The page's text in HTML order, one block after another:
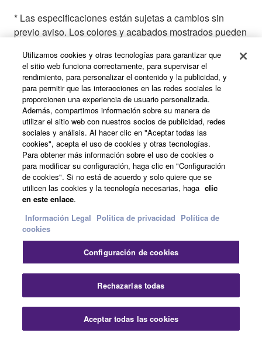
* Las especificaciones están sujetas a cambios sin
previo aviso. Los colores y acabados mostrados pueden
FLOWKEY
The popular flowkey app is an exciting and
Utilizamos cookies y otras tecnologías para garantizar que
el sitio web funciona correctamente, para supervisar el
rendimiento, para personalizar el contenido y la publicidad, y
para permitir que las interacciones en las redes sociales le
proporcionen una experiencia de usuario personalizada.
Además, compartimos información sobre su manera de
utilizar el sitio web con nuestros socios de publicidad, redes
sociales y análisis. Al hacer clic en "Aceptar todas las
cookies", acepta el uso de cookies y otras tecnologías.
Para obtener más información sobre el uso de cookies o
para modificar su configuración, haga clic en "Configuración
de cookies". Si no está de acuerdo y solo quiere que se
utilicen las cookies y la tecnología necesarias, haga clic
en este enlace.
Información Legal Politica de privacidad Política de
cookies
Configuración de cookies
Rechazarlas todas
Aceptar todas las cookies